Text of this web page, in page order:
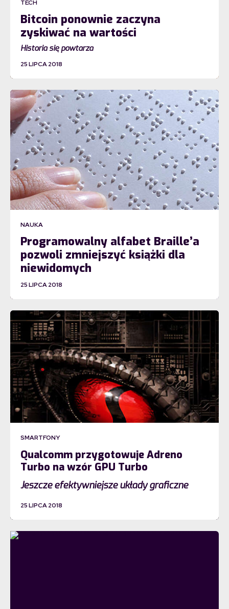
TECH
Bitcoin ponownie zaczyna
zyskiwać na wartości
Historia się powtarza
25 LIPCA 2018
NAUKA
Programowalny alfabet Braille’a
pozwoli zmniejszyć książki dla
niewidomych
25 LIPCA 2018
SMARTFONY
Qualcomm przygotowuje Adreno
Turbo na wzór GPU Turbo
Jeszcze efektywniejsze układy graficzne
25 LIPCA 2018